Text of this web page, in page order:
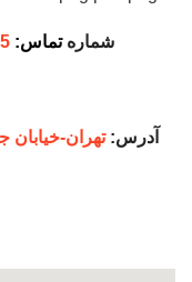
شمارهتماس:
آدرس:تهران-خیابان